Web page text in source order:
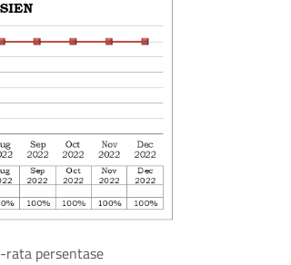
rata persentase